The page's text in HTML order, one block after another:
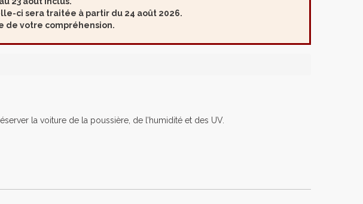
ci sera traitée à partir du 24 août 2026.
de votre compréhension.
la voiture de la poussière, de l’humidité et des UV.